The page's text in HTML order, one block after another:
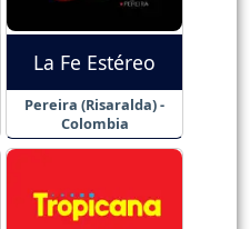
La Fe Estéreo
Pereira (Risaralda) -
Colombia